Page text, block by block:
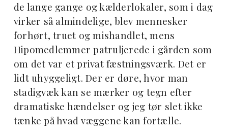
de lange gange og kælderlokaler, som i dag
virker så almindelige, blev mennesker
forhørt, truet og mishandlet, mens
Hipomedlemmer patruljerede i gården som
om det var et privat fæstningsværk. Det er
lidt uhyggeligt. Der er døre, hvor man
stadigvæk kan se mærker og tegn efter
dramatiske hændelser og jeg tør slet ikke
tænke på hvad væggene kan fortælle.